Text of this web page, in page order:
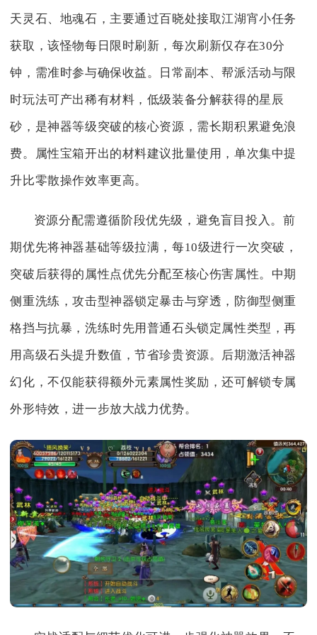
天灵石、地魂石，主要通过百晓处接取江湖宵小任务
获取，该怪物每日限时刷新，每次刷新仅存在30分
钟，需准时参与确保收益。日常副本、帮派活动与限
时玩法可产出稀有材料，低级装备分解获得的星辰
砂，是神器等级突破的核心资源，需长期积累避免浪
费。属性宝箱开出的材料建议批量使用，单次集中提
升比零散操作效率更高。
资源分配需遵循阶段优先级，避免盲目投入。前
期优先将神器基础等级拉满，每10级进行一次突破，
突破后获得的属性点优先分配至核心伤害属性。中期
侧重洗练，攻击型神器锁定暴击与穿透，防御型侧重
格挡与抗暴，洗练时先用普通石头锁定属性类型，再
用高级石头提升数值，节省珍贵资源。后期激活神器
幻化，不仅能获得额外元素属性奖励，还可解锁专属
外形特效，进一步放大战力优势。